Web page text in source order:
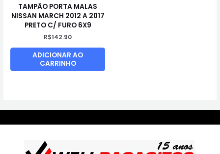
TAMPÃO PORTA MALAS
NISSAN MARCH 2012 A 2017
PRETO C/ FURO 6X9
R$142.90
ADICIONAR AO
CARRINHO